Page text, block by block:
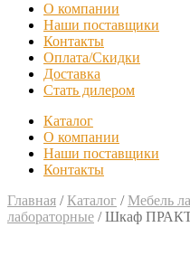
О компании
Наши поставщики
Контакты
Оплата/Скидки
Доставка
Стать дилером
Каталог
О компании
Наши поставщики
Контакты
Главная / Каталог / Мебель
лабораторные /Шкаф